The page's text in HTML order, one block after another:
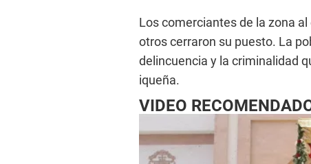
Los comerciantes de la zona
otros cerraron su puesto. La
delincuencia y la criminalidad
iqueña.
VIDEO